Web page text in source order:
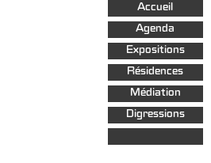
Aller au
contenu
principal
Accueil
Agenda
Expositions
Résidences
Médiation
Digressions